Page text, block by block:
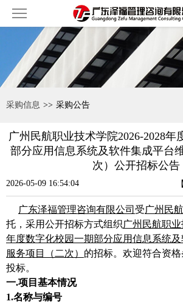
采购信息 >> 采购公告
广州民航职业技术学院2026-2028年
部分应用信息系统及软件集成平台
次）公开招标公告
2026-05-09 16:54:04
广东泽福管理咨询有限公司 受广州民
托，采用公开招标方式组织广州民航职业
年度数字化校园一期部分应用信息系统
服务项目（二次） 的招标。欢迎符合资
投标。
一.项目基本情况
1.名称与编号